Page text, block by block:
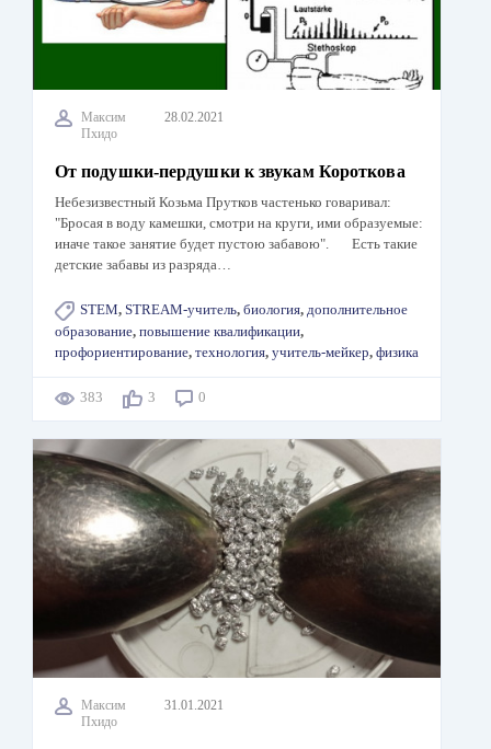
Максим
Пхидо
28.02.2021
От подушки-пердушки к звукам Короткова
Небезизвестный Козьма Прутков частенько говаривал:
"Бросая в воду камешки, смотри на круги, ими образуемые:
иначе такое занятие будет пустою забавою". Есть такие
детские забавы из разряда…
STEM, STREAM-учитель, биология, дополнительное
образование, повышение квалификации,
профориентирование, технология, учитель-мейкер, физика
383 3 0
Максим
Пхидо
31.01.2021